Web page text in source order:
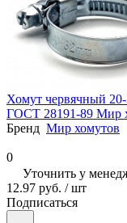
Хомут червячный
ГОСТ 28191-89 Мир
Бренд Мир хомутов
0
Уточнить у
12.97 руб. / шт
Подписаться